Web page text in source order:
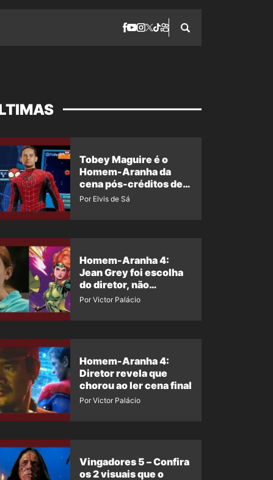
Tobey Maguire é o
Homem-Aranha da
cena pós-créditos de
Um Novo Dia?
Por Elvis de Sá
Homem-Aranha 4:
Jean Grey foi escolha
do diretor, não
imposição da Marvel
Por Victor Palácio
Homem-Aranha 4:
Diretor revela que
chorou ao ler cena final
Por Victor Palácio
Vingadores 5 – Confira
os 2 visuais que o